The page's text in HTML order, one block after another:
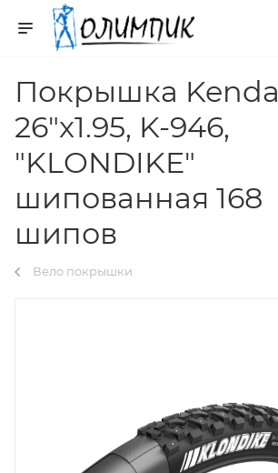
Покрышка Kenda
26"x1.95, K-946,
"KLONDIKE"
шипованная 168
шипов
Вело покрышки